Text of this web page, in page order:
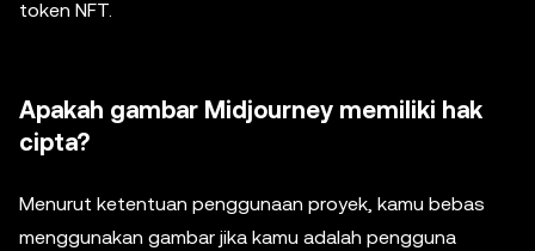
token NFT.
Apakah gambar Midjourney memiliki hak
cipta?
Menurut ketentuan penggunaan proyek, kamu bebas
menggunakan gambar jika kamu adalah pengguna